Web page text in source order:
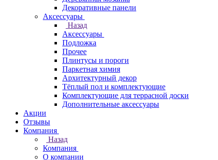
Декоративные панели
Аксессуары
Назад
Аксессуары
Подложка
Прочее
Плинтусы и пороги
Паркетная химия
Архитектурный декор
Тёплый пол и комплектующие
Комплектующие для террасной доски
Дополнительные аксессуары
Акции
Отзывы
Компания
Назад
Компания
О компании